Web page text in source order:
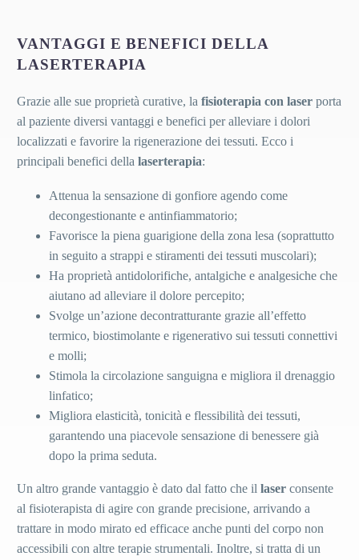
VANTAGGI E BENEFICI DELLA
LASERTERAPIA
Grazie alle sue proprietà curative, la fisioterapia con laser porta
al paziente diversi vantaggi e benefici per alleviare i dolori
localizzati e favorire la rigenerazione dei tessuti. Ecco i
principali benefici della laserterapia:
Attenua la sensazione di gonfiore agendo come
decongestionante e antinfiammatorio;
Favorisce la piena guarigione della zona lesa (soprattutto
in seguito a strappi e stiramenti dei tessuti muscolari);
Ha proprietà antidolorifiche, antalgiche e analgesiche che
aiutano ad alleviare il dolore percepito;
Svolge un’azione decontratturante grazie all’effetto
termico, biostimolante e rigenerativo sui tessuti connettivi
e molli;
Stimola la circolazione sanguigna e migliora il drenaggio
linfatico;
Migliora elasticità, tonicità e flessibilità dei tessuti,
garantendo una piacevole sensazione di benessere già
dopo la prima seduta.
Un altro grande vantaggio è dato dal fatto che il laser consente
al fisioterapista di agire con grande precisione, arrivando a
trattare in modo mirato ed efficace anche punti del corpo non
accessibili con altre terapie strumentali. Inoltre, si tratta di un